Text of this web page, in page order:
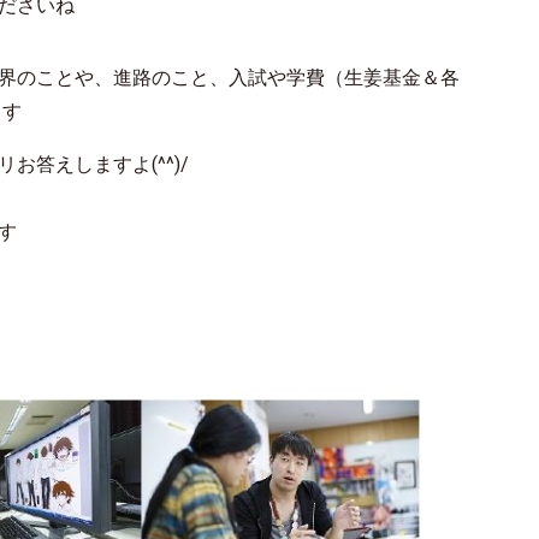
さいね
のことや、進路のこと、入試や学費（生姜基金＆各
お答えしますよ(^^)/